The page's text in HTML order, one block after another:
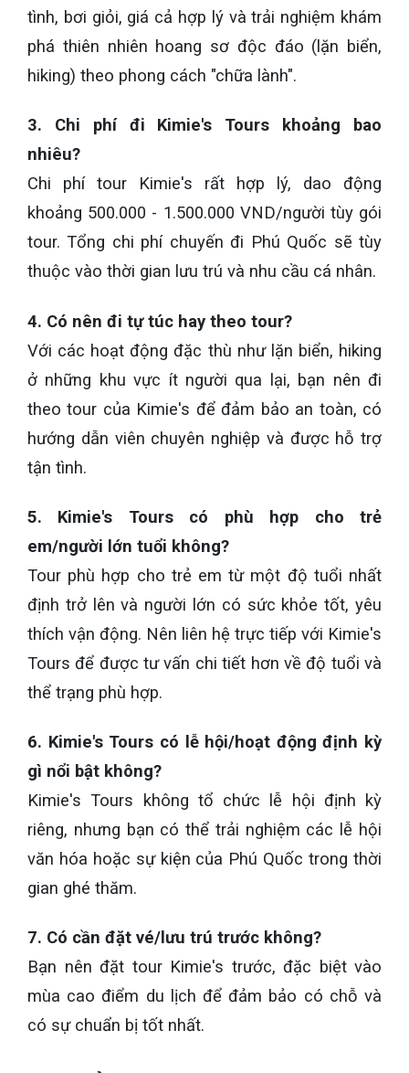
tình, bơi giỏi, giá cả hợp lý và trải nghiệm khám
phá thiên nhiên hoang sơ độc đáo (lặn biển,
hiking) theo phong cách "chữa lành".
3. Chi phí đi Kimie's Tours khoảng bao
nhiêu?
Chi phí tour Kimie's rất hợp lý, dao động
khoảng 500.000 - 1.500.000 VND/người tùy gói
tour. Tổng chi phí chuyến đi Phú Quốc sẽ tùy
thuộc vào thời gian lưu trú và nhu cầu cá nhân.
4. Có nên đi tự túc hay theo tour?
Với các hoạt động đặc thù như lặn biển, hiking
ở những khu vực ít người qua lại, bạn nên đi
theo tour của Kimie's để đảm bảo an toàn, có
hướng dẫn viên chuyên nghiệp và được hỗ trợ
tận tình.
5. Kimie's Tours có phù hợp cho trẻ
em/người lớn tuổi không?
Tour phù hợp cho trẻ em từ một độ tuổi nhất
định trở lên và người lớn có sức khỏe tốt, yêu
thích vận động. Nên liên hệ trực tiếp với Kimie's
Tours để được tư vấn chi tiết hơn về độ tuổi và
thể trạng phù hợp.
6. Kimie's Tours có lễ hội/hoạt động định kỳ
gì nổi bật không?
Kimie's Tours không tổ chức lễ hội định kỳ
riêng, nhưng bạn có thể trải nghiệm các lễ hội
văn hóa hoặc sự kiện của Phú Quốc trong thời
gian ghé thăm.
7. Có cần đặt vé/lưu trú trước không?
Bạn nên đặt tour Kimie's trước, đặc biệt vào
mùa cao điểm du lịch để đảm bảo có chỗ và
có sự chuẩn bị tốt nhất.